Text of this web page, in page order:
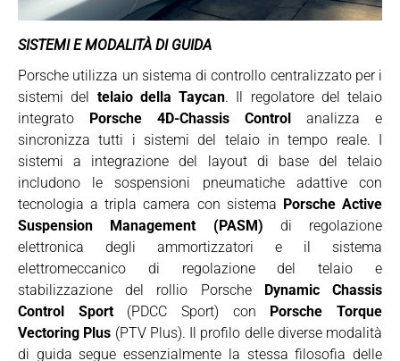
SISTEMI E MODALITÀ DI GUIDA
Porsche utilizza un sistema di controllo centralizzato per i
sistemi del telaio della Taycan. Il regolatore del telaio
integrato Porsche 4D-Chassis Control analizza e
sincronizza tutti i sistemi del telaio in tempo reale. I
sistemi a integrazione del layout di base del telaio
includono le sospensioni pneumatiche adattive con
tecnologia a tripla camera con sistema Porsche Active
Suspension Management (PASM) di regolazione
elettronica degli ammortizzatori e il sistema
elettromeccanico di regolazione del telaio e
stabilizzazione del rollio Porsche Dynamic Chassis
Control Sport(PDCC Sport) con Porsche Torque
Vectoring Plus (PTV Plus). Il profilo delle diverse modalità
di guida segue essenzialmente la stessa filosofia delle